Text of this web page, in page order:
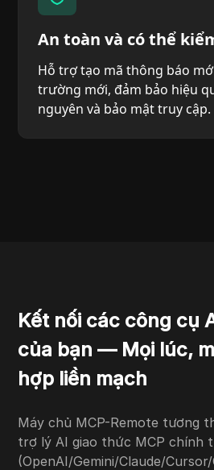
An toàn và có thể
Hỗ trợ tạo mã thông báo
trường mới, đảm bảo hiệu
nguyên và bảo mật truy cập.
Kết nối các công cụ
của bạn — Mọi lúc,
hợp liền mạch
Máy chủ MCP-Remote tương
trợ lý AI giao thức MCP chính
(OpenAI/Gemini/Claude/